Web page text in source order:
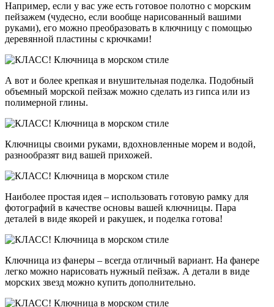
Например, если у вас уже есть готовое полотно с морским
пейзажем (чудесно, если вообще нарисованный вашими
руками), его можно преобразовать в ключницу с помощью
деревянной пластины с крючками!
А вот и более крепкая и внушительная поделка. Подобный
объемный морской пейзаж можно сделать из гипса или из
полимерной глины.
Ключницы своими руками, вдохновленные морем и водой,
разнообразят вид вашей прихожей.
Наиболее простая идея – использовать готовую рамку для
фотографий в качестве основы вашей ключницы. Пара
деталей в виде якорей и ракушек, и поделка готова!
Ключница из фанеры – всегда отличный вариант. На фанере
легко можно нарисовать нужный пейзаж. А детали в виде
морских звезд можно купить дополнительно.